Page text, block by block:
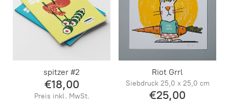
spitzer #2
€18,00
Preis inkl. MwSt.
Riot Grrl
Siebdruck 25,0 x 25,0 cm
€25,00